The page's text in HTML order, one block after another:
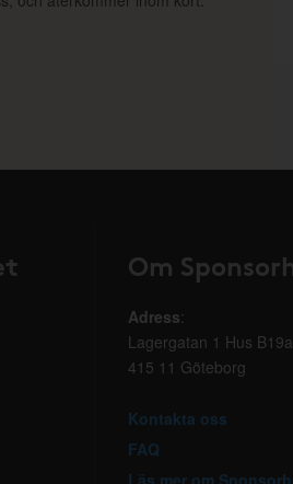
Om
Adress:
Lagergatan 1 Hus
415 11 Göteborg
Kontakta oss
FAQ
Läs mer om